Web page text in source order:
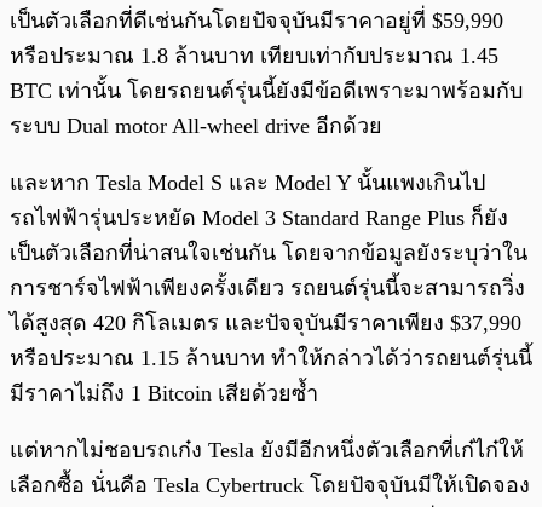
เป็นตัวเลือกที่ดีเช่นกันโดยปัจจุบันมีราคาอยู่ที่ $59,990
หรือประมาณ 1.8 ล้านบาท เทียบเท่ากับประมาณ 1.45
BTC เท่านั้น โดยรถยนต์รุ่นนี้ยังมีข้อดีเพราะมาพร้อมกับ
ระบบ Dual motor All-wheel drive อีกด้วย
และหาก Tesla Model S และ Model Y นั้นแพงเกินไป
รถไฟฟ้ารุ่นประหยัด Model 3 Standard Range Plus ก็ยัง
เป็นตัวเลือกที่น่าสนใจเช่นกัน โดยจากข้อมูลยังระบุว่าใน
การชาร์จไฟฟ้าเพียงครั้งเดียว รถยนต์รุ่นนี้จะสามารถวิ่ง
ได้สูงสุด 420 กิโลเมตร และปัจจุบันมีราคาเพียง $37,990
หรือประมาณ 1.15 ล้านบาท ทำให้กล่าวได้ว่ารถยนต์รุ่นนี้
มีราคาไม่ถึง 1 Bitcoin เสียด้วยซ้ำ
แต่หากไม่ชอบรถเก๋ง Tesla ยังมีอีกหนึ่งตัวเลือกที่เก๋ไก๋ให้
เลือกซื้อ นั่นคือ Tesla Cybertruck โดยปัจจุบันมีให้เปิดจอง